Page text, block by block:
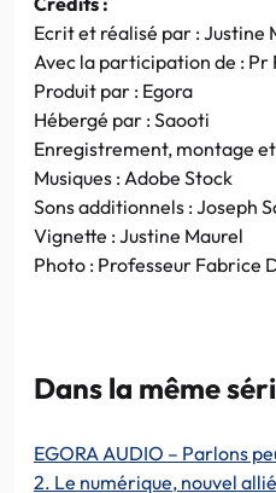
Ecrit et réalisé par : Justine
Avec la participation de : Pr
Produit par : Egora
Hébergé par : Saooti
Enregistrement, montage
Musiques : Adobe Stock
Sons additionnels : Joseph
Vignette : Justine Maurel
Photo : Professeur Fabrice
Dans la même
EGORA AUDIO – Parlons
2. Le numérique, nouvel